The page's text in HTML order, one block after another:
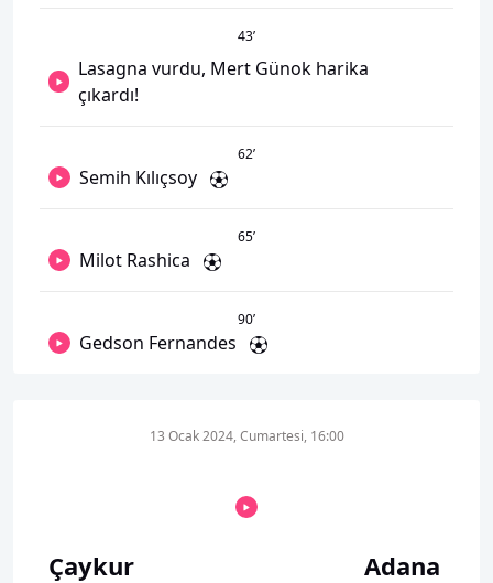
43’
Lasagna vurdu, Mert Günok harika
çıkardı!
62’
Semih Kılıçsoy
65’
Milot Rashica
90’
Gedson Fernandes
Çaykur
13 Ocak 2024, Cumartesi, 16:00
Adana